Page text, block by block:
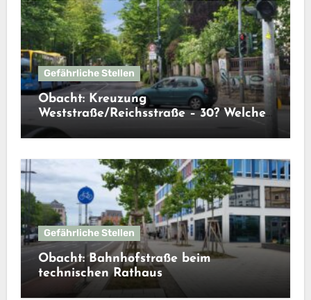
Gefährliche Stellen
Obacht: Kreuzung
Weststraße/Reichsstraße – 30? Welche
30?
Gefährliche Stellen
Obacht: Bahnhofstraße beim
technischen Rathaus